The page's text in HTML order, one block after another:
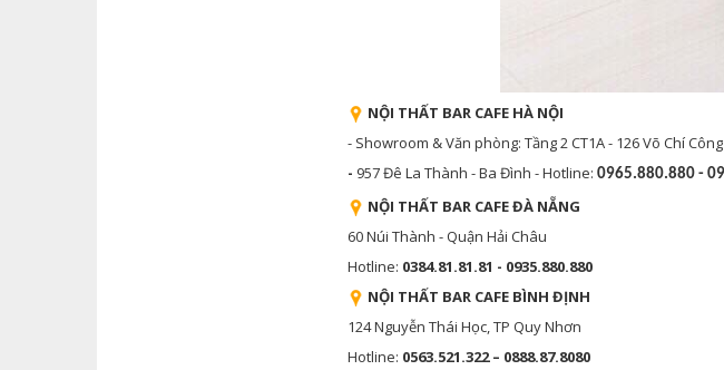
NỘI THẤT BAR CAFE HÀ NỘI
- Showroom & Văn phòng: Tầng 2 CT1A - 126 Võ Chí
- 957 Đê La Thành - Ba Đình - Hotline: 0965.880.880 -
NỘI THẤT BAR CAFE ĐÀ NẴNG
60 Núi Thành - Quận Hải Châu
Hotline: 0384.81.81.81 - 0935.880.880
NỘI THẤT BAR CAFE BÌNH ĐỊNH
124 Nguyễn Thái Học, TP Quy Nhơn
Hotline: 0563.521.322 – 0888.87.8080